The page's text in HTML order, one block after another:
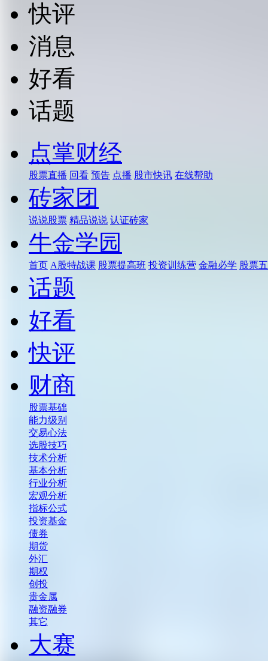
快评
消息
好看
话题
点掌财经
股票直播 回看 预告 点播 股市快讯 在线帮助
砖家团
说说股票 精品说说 认证砖家
牛金学园
首页 A股特战课 股票提高班 投资训练营 金融必学 股票
话题
好看
快评
财商
股票基础
能力级别
交易心法
选股技巧
技术分析
基本分析
行业分析
宏观分析
指标公式
投资基金
债券
期货
外汇
期权
创投
贵金属
融资融券
其它
大赛